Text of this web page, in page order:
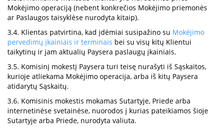
Mokėjimo operaciją (nebent konkrečios Mokėjimo priemonės
ar Paslaugos taisyklėse nurodyta kitaip).
3.4. Klientas patvirtina, kad įdėmiai susipažino su Mokėjimo
pervedimų įkainiais ir terminais bei su visų kitų Klientui
taikytinų ir jam aktualių Paysera paslaugų įkainiais.
3.5. Komisinį mokestį Paysera turi teisę nurašyti iš Sąskaitos,
kurioje atliekama Mokėjimo operacija, arba iš kitų Paysera
atidarytų Sąskaitų.
3.6. Komisinis mokestis mokamas Sutartyje, Priede arba
internetinėse svetainėse, nuorodos į kurias pateikiamos šioje
Sutartyje arba Priede, nurodyta valiuta.